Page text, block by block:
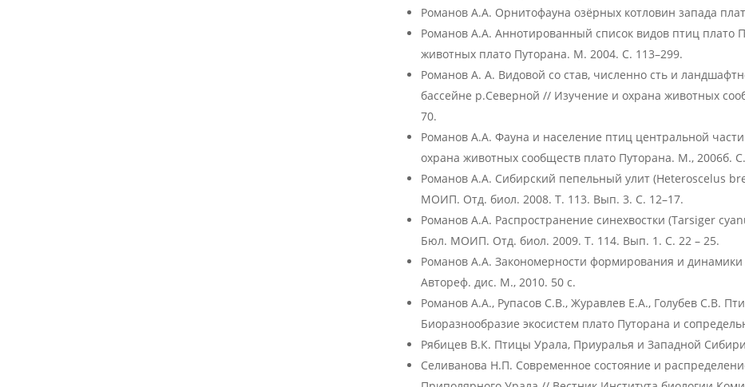
Романов А.А. Орнитофауна озёрных котловин запада
Романов А.А. Аннотированный список видов птиц плато
животных плато Путорана. М. 2004. С. 113–299.
Романов А. А. Видовой со став, численно сть и
бассейне р.Северной // Изучение и охрана животных
70.
Романов А.А. Фауна и население птиц центральной
охрана животных сообществ плато Путорана. М., 2006б.
Романов А.А. Сибирский пепельный улит (Heteroscelus
МОИП. Отд. биол. 2008. Т. 113. Вып. 3. С. 12–17.
Романов А.А. Распространение синехвостки (Tarsiger
Бюл. МОИП. Отд. биол. 2009. Т. 114. Вып. 1. С. 22 – 25.
Романов А.А. Закономерности формирования и динамики
Автореф. дис. М., 2010. 50 с.
Романов А.А., Рупасов С.В., Журавлев Е.А., Голубев С.В.
Биоразнообразие экосистем плато Путорана и
Рябицев В.К. Птицы Урала, Приуралья и Западной
Селиванова Н.П. Современное состояние и